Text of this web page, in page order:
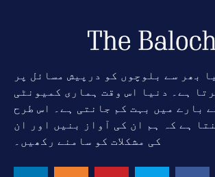
بھر سے بلوچوں کو درپیش مسائل پر
ہے۔ دنیا اس وقت ہماری کمیونٹی
بارے میں بہت کم جانتی ہے۔ اس طرح
ہے کہ ہم ان کی آواز بنیں اور ان
کی مشکلات کو سامنے رکھیں۔